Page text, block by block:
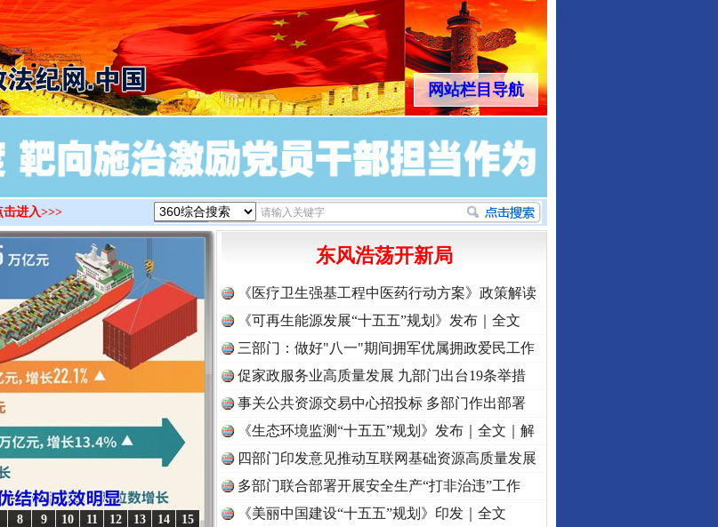
网站栏目导航
击进入>>>
15
14
13
12
11
10
9
8
东风浩荡开新局
《医疗卫生强基工程中医药行动方案》政策解读
《可再生能源发展“十五五”规划》发布｜全文
三部门：做好"八一"期间拥军优属拥政爱民工作
促家政服务业高质量发展 九部门出台19条举措
事关公共资源交易中心招投标 多部门作出部署
《生态环境监测“十五五”规划》发布｜全文｜解
读
四部门印发意见推动互联网基础资源高质量发展
多部门联合部署开展安全生产“打非治违”工作
《美丽中国建设“十五五”规划》印发｜全文